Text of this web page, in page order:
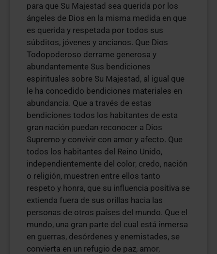
para que Su Majestad sea querida por los
ángeles de Dios en la misma medida en que
es querida y respetada por todos sus
súbditos, jóvenes y ancianos. Que Dios
Todopoderoso derrame generosa y
abundantemente Sus bendiciones
espirituales sobre Su Majestad, al igual que
le ha concedido bendiciones materiales en
abundancia. Que a través de estas
bendiciones todos los habitantes de esta
gran nación puedan reconocer a Dios
Supremo y convivir con amor y afecto. Que
todos los habitantes del Reino Unido,
independientemente del color, credo, nación
o religión, muestren entre ellos tanto
respeto y honra, que su influencia positiva se
extienda fuera de sus orillas hacia las
personas de otros países del mundo. Que el
mundo, una gran parte del cual está inmersa
en guerras, desórdenes y enemistades, se
convierta en un refugio de paz, amor,